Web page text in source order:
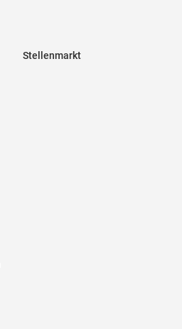
Stellenmarkt